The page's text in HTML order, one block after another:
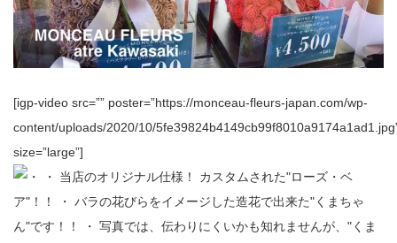
[igp-video src=”” poster=”https://monceau-fleurs-japan.com/wp-
content/uploads/2020/10/
size=”large”]